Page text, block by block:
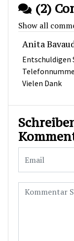
(2)
Show all
Anita
Entschuldigen
Vielen Dank